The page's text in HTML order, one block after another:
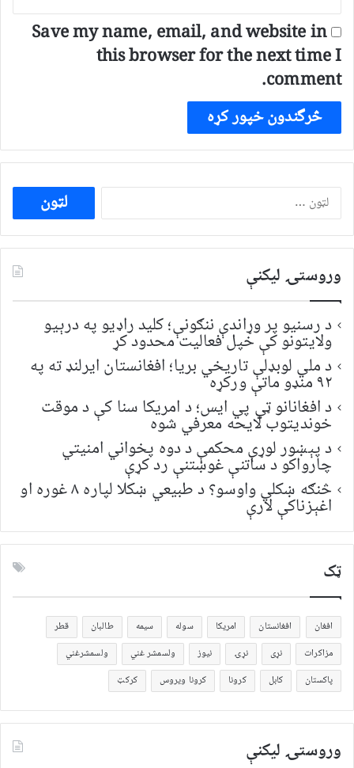
Save my name, email, and website in
this browser for the next time I
comment.
ددی
لپاره
لټون:
وروستۍ ليکنې
د رسنیو پر وړاندې ننګونې؛ کلید راډیو په درېیو
ولایتونو کې خپل فعالیت محدود کړ
د ملي لوبډلې تاریخي بریا؛ افغانستان ایرلنډ ته په
۹۲ منډو ماتې ورکړه
د افغانانو ټي پي ایس؛ د امریکا سنا کې د موقت
خونديتوب لایحه معرفي شوه
د پېښور لوړې محکمې د دوه پخواني امنیتي
چارواکو د ساتنې غوښتنې رد کړې
څنګه ښکلي واوسو؟ د طبیعي ښکلا لپاره ۸ غوره او
اغېزناکې لارې
ټک
افغان افغانستان امریکا سوله سیمه طالبان
قطر
مزاکرات
نړی نړۍ نیوز ولسمشر غني
ولسمشرغني
پاکستان
کابل کرونا کرونا ویروس کرکټ
وروستۍ ليکنې